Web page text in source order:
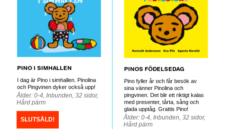
PINO I SIMHALLEN
I dag är Pino i simhallen. Pinolina
och Pingvinen dyker också upp!
Ålder: 0-4, Inbunden, 32 sidor,
Hård pärm
SLUTSÅLD!
PINOS FÖDELSEDAG
Pino fyller år och får besök av
sina vänner Pinolina och
pingvinen. Det blir ett riktigt kalas
med presenter, tårta, sång och
glada upptåg. Grattis Pino!
Ålder: 0-4, Inbunden, 32 sidor,
Hård pärm